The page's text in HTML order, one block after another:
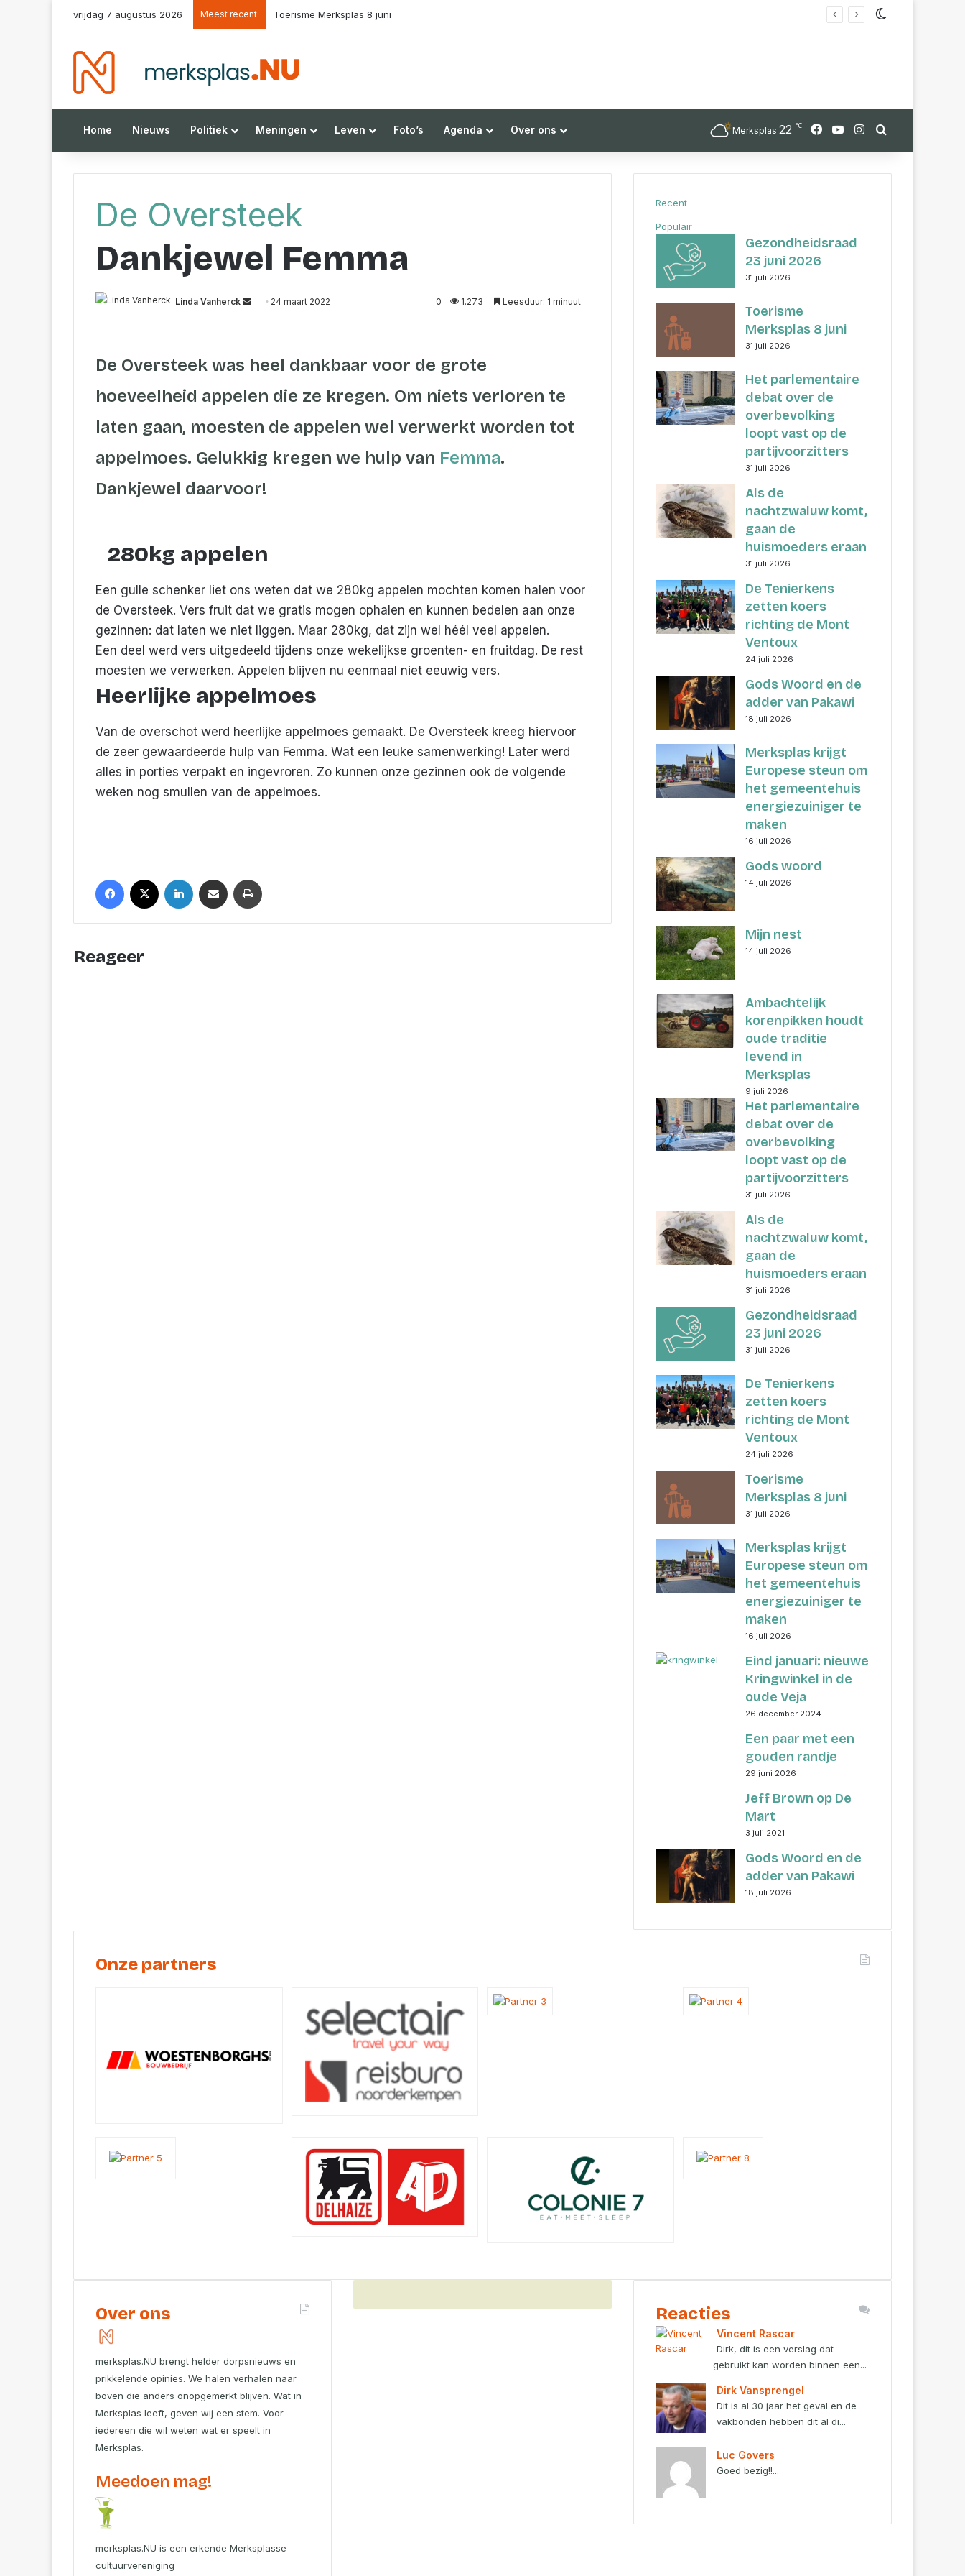
vrijdag 7 augustus 2026 Meest recent: Toerisme Merksplas 8 juni
Home Nieuws Politiek Meningen Leven Foto’s Agenda Over ons Merksplas 22 ℃ Facebook
YouTubeInstagram
Zoek
De Oversteek
Dankjewel Femma
Linda Vanherck
Send24 maart 2022 0 1.273 Leesduur: 1 minuut
De Oversteek was heel dankbaar voor de grote
hoeveelheid appelen die ze kregen. Om niets verloren te
laten gaan, moesten de appelen wel verwerkt worden tot
appelmoes. Gelukkig kregen we hulp van Femma.
Dankjewel daarvoor!
280kg appelen
Een gulle schenker liet ons weten dat we 280kg appelen mochten komen halen voor
de Oversteek. Vers fruit dat we gratis mogen ophalen en kunnen bedelen aan onze
gezinnen: dat laten we niet liggen. Maar 280kg, dat zijn wel héél veel appelen.
Een deel werd vers uitgedeeld tijdens onze wekelijkse groenten- en fruitdag. De rest
moesten we verwerken. Appelen blijven nu eenmaal niet eeuwig vers.
Heerlijke appelmoes
Van de overschot werd heerlijke appelmoes gemaakt. De Oversteek kreeg hiervoor
de zeer gewaardeerde hulp van Femma. Wat een leuke samenwerking! Later werd
alles in porties verpakt en ingevroren. Zo kunnen onze gezinnen ook de volgende
weken nog smullen van de appelmoes.
Facebook LinkedIn Deel met een mail
Reageer
Recent
Populair
Gezondheidsraad
23 juni 2026
31 juli 2026
Toerisme
Merksplas 8 juni
31 juli 2026
Het parlementaire
debat over de
overbevolking
loopt vast op de
partijvoorzitters
31 juli 2026
Als de
nachtzwaluw komt,
gaan de
huismoeders eraan
31 juli 2026
De Tenierkens
zetten koers
richting de Mont
Ventoux
24 juli 2026
Gods Woord en de
adder van Pakawi
18 juli 2026
Merksplas krijgt
Europese steun om
het gemeentehuis
energiezuiniger te
maken
16 juli 2026
Gods woord
14 juli 2026
Mijn nest
14 juli 2026
Ambachtelijk
korenpikken houdt
oude traditie
levend in
Merksplas
9 juli 2026
Het parlementaire
debat over de
overbevolking
loopt vast op de
partijvoorzitters
31 juli 2026
Als de
nachtzwaluw komt,
gaan de
huismoeders eraan
31 juli 2026
Gezondheidsraad
23 juni 2026
31 juli 2026
De Tenierkens
zetten koers
richting de Mont
Ventoux
24 juli 2026
Toerisme
Merksplas 8 juni
31 juli 2026
Merksplas krijgt
Europese steun om
het gemeentehuis
energiezuiniger te
maken
16 juli 2026
Eind januari: nieuwe
Kringwinkel in de
oude Veja
26 december 2024
Een paar met een
gouden randje
29 juni 2026
Jeff Brown op De
Mart
3 juli 2021
Gods Woord en de
adder van Pakawi
18 juli 2026
Onze partners
Over ons
merksplas.NU brengt helder dorpsnieuws en
prikkelende opinies. We halen verhalen naar
boven die anders onopgemerkt blijven. Wat in
Merksplas leeft, geven wij een stem. Voor
iedereen die wil weten wat er speelt in
Merksplas.
Meedoen mag!
merksplas.NU is een erkende Merksplasse
cultuurvereniging
Reacties
Vincent Rascar
Dirk, dit is een verslag dat
gebruikt kan worden binnen een...
Dirk Vansprengel
Dit is al 30 jaar het geval en de
vakbonden hebben dit al di...
Luc Govers
Goed bezig!!...